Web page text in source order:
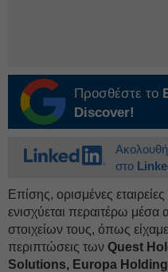
Προσθέστε το
Discover!
στο
Επίσης, ορισμένες
ενισχύεται περαιτέρω
στοιχείων τους, όπως
περιπτώσεις των Quest
Solutions, Europa